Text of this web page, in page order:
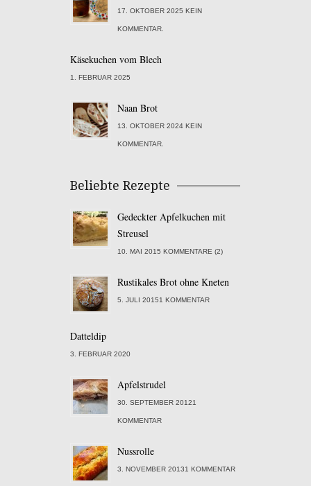
17. OKTOBER 2025 KEIN
KOMMENTAR.
Käsekuchen vom Blech
1. FEBRUAR 2025
Naan Brot
13. OKTOBER 2024 KEIN
KOMMENTAR.
Beliebte Rezepte
Gedeckter Apfelkuchen mit
Streusel
10. MAI 2015 KOMMENTARE (2)
Rustikales Brot ohne Kneten
5. JULI 20151 KOMMENTAR
Datteldip
3. FEBRUAR 2020
Apfelstrudel
30. SEPTEMBER 20121
KOMMENTAR
Nussrolle
3. NOVEMBER 20131 KOMMENTAR